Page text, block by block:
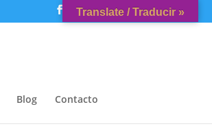
Blog Contacto
Translate / Traducir »